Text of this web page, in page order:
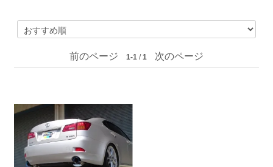
前のページ 1-1 /1 次のページ